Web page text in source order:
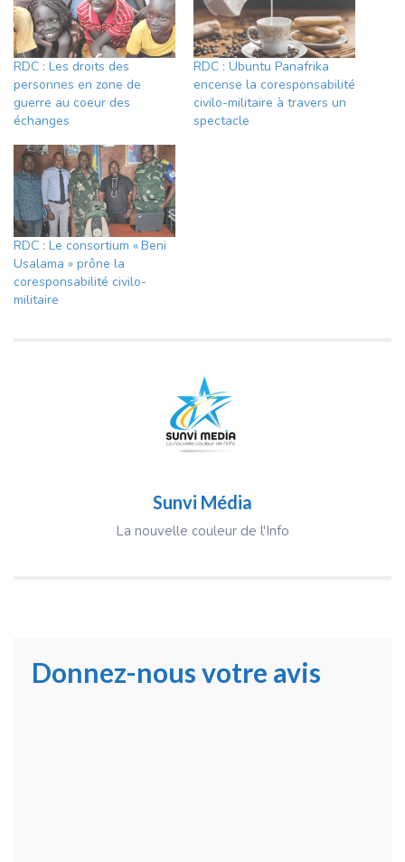
RDC : Les droits des
personnes en zone de
guerre au coeur des
échanges
RDC : Ubuntu Panafrika
encense la coresponsabilité
civilo-militaire à travers un
spectacle
RDC : Le consortium « Beni
Usalama » prône la
coresponsabilité civilo-
militaire
Sunvi Média
La nouvelle couleur de l'Info
Donnez-nous votre avis